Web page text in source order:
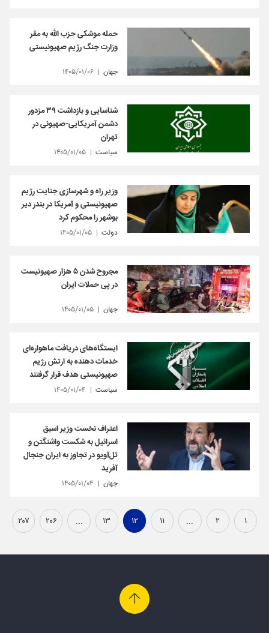
حمله موشکی حزب الله به مقر
وزارت جنگ رژیم صهیونیستی
جهان ۱۴۰۵/۰۱/۰۶
شناسایی و بازداشت ۳۹ مزدور
دشمن آمریکایی-صهیونی در
تهران
سیاست ۱۴۰۵/۰۱/۰۵
وزیر راه و شهرسازی جنایت رژیم
صهیونیستی و آمریکا در بندر دیر
بوشهر را محکوم کرد
دولت ۱۴۰۵/۰۱/۰۵
مجروح شدن ۵ هزار صهیونیست
در پی حملات ایران
جهان ۱۴۰۵/۰۱/۰۵
ایستگاه‌های دریافت ماهواره‌ای
خدمات دهنده به ارتش رژیم
صهیونیستی هدف قرار گرفتند
سیاست ۱۴۰۵/۰۱/۰۴
اعتراف نخست وزیر اسبق
اسرائیل به شکست واشنگتن و
تل‌آویو در تجاوز به ایران جنجال
آفرید
جهان ۱۴۰۵/۰۱/۰۴
۱ ۲ ... ۱۱ ۱۲ ۱۳ ... ۲۰۶ ۲۰۷